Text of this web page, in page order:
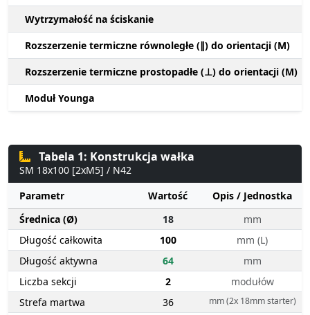
Wytrzymałość na ściskanie
Rozszerzenie termiczne równoległe (∥) do orientacji (M)
Rozszerzenie termiczne prostopadłe (⊥) do orientacji (M)
Moduł Younga
Tabela 1: Konstrukcja wałka
SM 18x100 [2xM5] / N42
Parametr
Wartość
Opis / Jednostka
Średnica (Ø)
18
mm
Długość całkowita
100
mm (L)
Długość aktywna
64
mm
Liczba sekcji
2
modułów
Strefa martwa
36 mm (2x 18mm starter)